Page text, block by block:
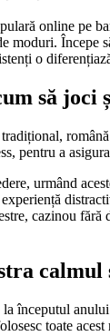
online pe
moduri. Începe
o
să joci
pentru a
urmând
experiență
cazinou fără
începutul
toate